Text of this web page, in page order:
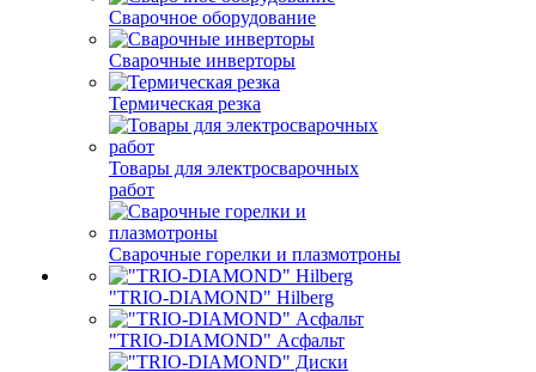
Сварочное оборудование
Сварочные инверторы
Термическая резка
Товары для электросварочных
работ
Сварочные горелки и плазмотроны
"TRIO-DIAMOND" Hilberg
"TRIO-DIAMOND" Асфальт